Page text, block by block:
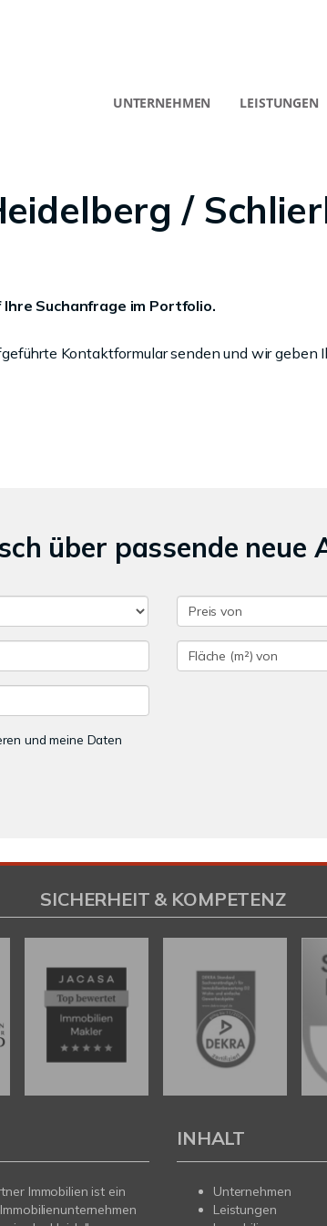
UNTERNEHMEN LEISTUNGEN
/
Suchanfrage im Portfolio.
Kontaktformular senden und wir geben
über passende neue
und meine Daten
SICHERHEIT & KOMPETENZ
Immobilien ist ein
INHALT
Unternehmen
Leistungen